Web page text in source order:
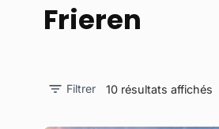
Frieren
Filtrer 10 résultats affichés